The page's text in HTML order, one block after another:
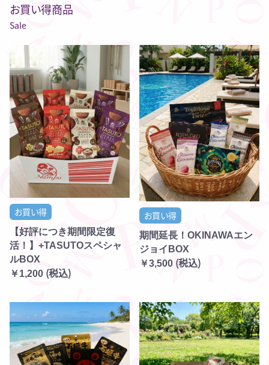
お買い得商品
Sale
お買い得
【好評につき期間限定復
活！】+TASUTOスペシャ
ルBOX
￥1,200 (税込)
お買い得
期間延長！OKINAWAエン
ジョイBOX
￥3,500 (税込)